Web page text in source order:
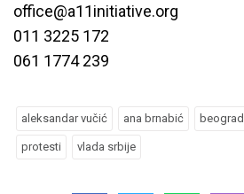
office@a11initiative.org
011 3225 172
061 1774 239
aleksandar vučić ana brnabić beograd
protesti vlada srbije